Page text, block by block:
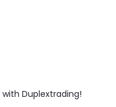
Duplextrading!